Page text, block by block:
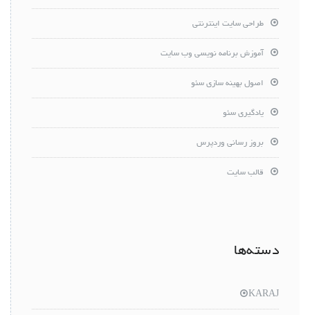
طراحی سایت اینترنتی
آموزش برنامه نویسی وب سایت
اصول بهینه سازی سئو
یادگیری سئو
بروز رسانی وردپرس
قالب سایت
دسته‌ها
KARAJ